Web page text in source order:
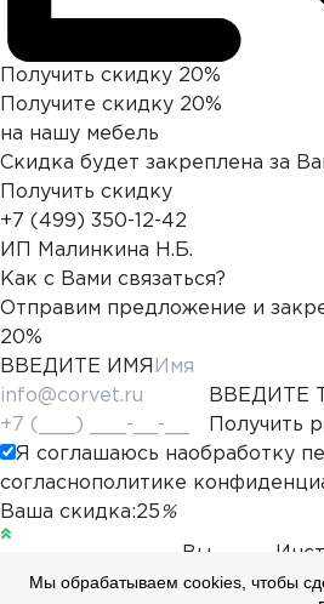
Мы обрабатываем cookies, чтобы
Получить скидку 20%
Получите скидку 20%
на нашу мебель
Скидка будет закреплена за
Получить скидку
+7 (499) 350-12-42
ИП Малинкина Н.Б.
Как с Вами связаться?
Отправим предложение и
20%
ВВЕДИТЕ ИМЯ
ВВЕДИТЕ
Получить
Я соглашаюсь наобработку
согласнополитике
Ваша скидка:25 %
Вы
получили